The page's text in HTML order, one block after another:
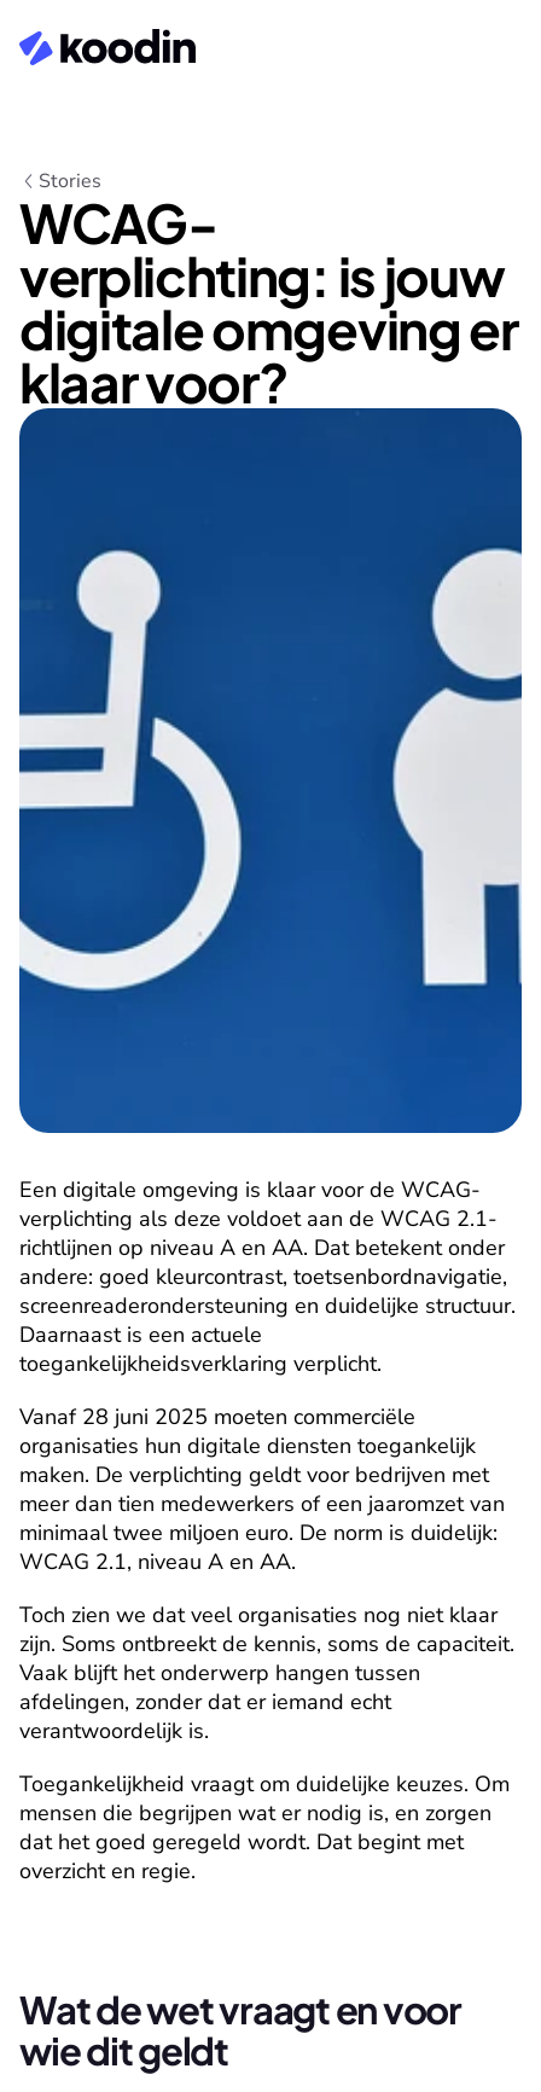
Stories
WCAG-
verplichting: is jouw
digitale omgeving er
klaar voor?
Een digitale omgeving is klaar voor de WCAG-
verplichting als deze voldoet aan de WCAG 2.1-
richtlijnen op niveau A en AA. Dat betekent onder
andere: goed kleurcontrast, toetsenbordnavigatie,
screenreaderondersteuning en duidelijke structuur.
Daarnaast is een actuele
toegankelijkheidsverklaring verplicht.
Vanaf 28 juni 2025 moeten commerciële
organisaties hun digitale diensten toegankelijk
maken. De verplichting geldt voor bedrijven met
meer dan tien medewerkers of een jaaromzet van
minimaal twee miljoen euro. De norm is duidelijk:
WCAG 2.1, niveau A en AA.
Toch zien we dat veel organisaties nog niet klaar
zijn. Soms ontbreekt de kennis, soms de capaciteit.
Vaak blijft het onderwerp hangen tussen
afdelingen, zonder dat er iemand echt
verantwoordelijk is.
Toegankelijkheid vraagt om duidelijke keuzes. Om
mensen die begrijpen wat er nodig is, en zorgen
dat het goed geregeld wordt. Dat begint met
overzicht en regie.
Wat de wet vraagt en voor
wie dit geldt